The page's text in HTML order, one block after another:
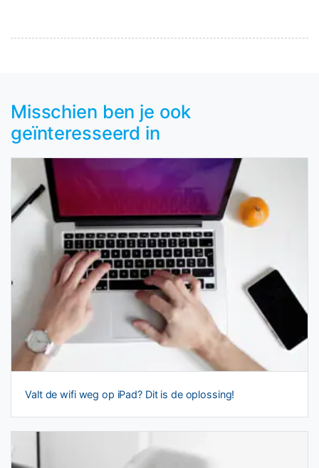
Misschien ben je ook
geïnteresseerd in
Valt de wifi weg op iPad? Dit is de oplossing!